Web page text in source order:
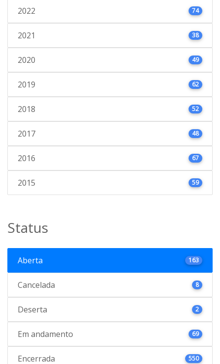
2022 74
2021 38
2020 49
2019 62
2018 52
2017 48
2016 67
2015 59
Status
Aberta 163
Cancelada 8
Deserta 2
Em andamento 69
Encerrada 550